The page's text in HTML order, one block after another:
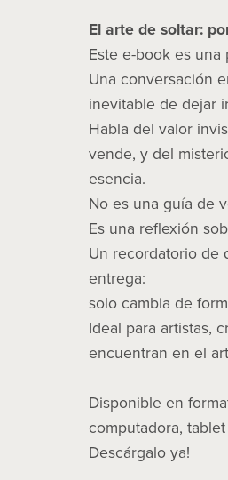
El arte de soltar:
Este e-book es una
Una conversación
inevitable de dejar
Habla del valor
vende, y del
esencia.
No es una guía de
Es una reflexión
Un recordatorio de
entrega:
solo cambia de
Ideal para artistas,
encuentran en el
Disponible en
computadora,
Descárgalo ya!